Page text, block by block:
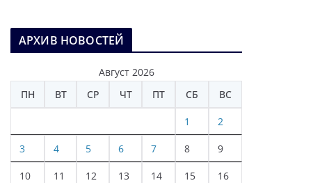
АРХИВ НОВОСТЕЙ
Август 2026
ПН
ВТ СР ЧТ ПТ СБ ВС
1 2
3 4 5 6 7 8 9
10 11 12 13 14 15 16